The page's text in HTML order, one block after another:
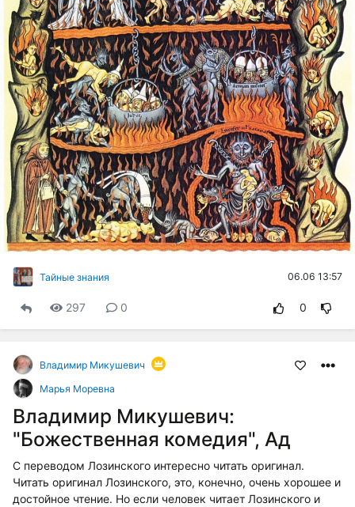
Тайные знания 06.06 13:57
297 0 0
Владимир Микушевич
Марья Моревна
Владимир Микушевич:
"Божественная комедия", Ад
С переводом Лозинского интересно читать оригинал.
Читать оригинал Лозинского, это, конечно, очень хорошее и
достойное чтение. Но если человек читает Лозинского и